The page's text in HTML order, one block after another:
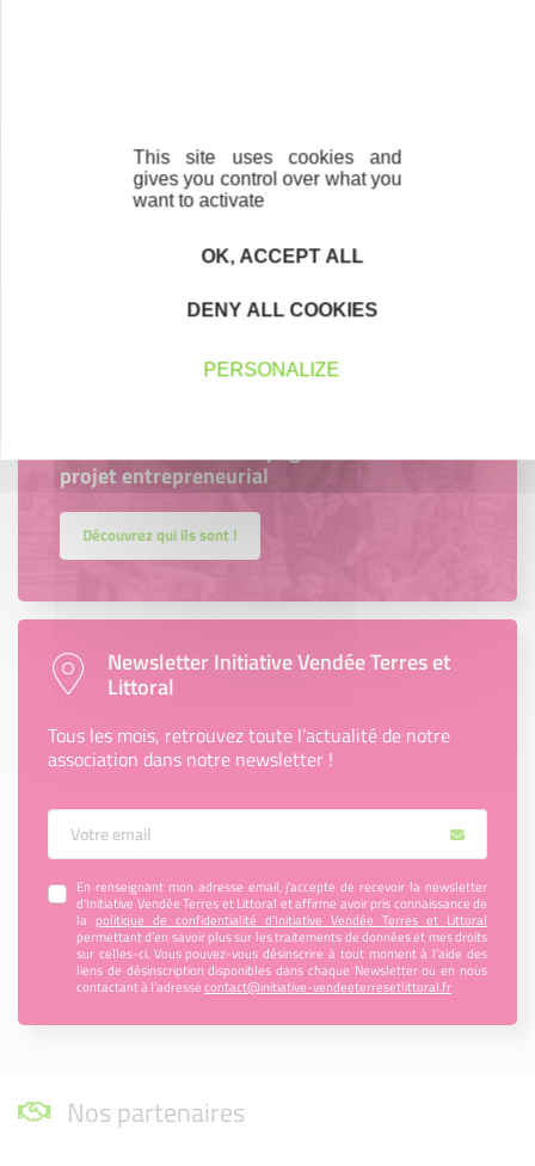
Trouvez à qui vous adresser
Créateurs, repreneurs, vos interlocuteurs en
projet entrepreneurial
Découvrez qui ils sont !
Newsletter Initiative Vendée Terres et
Littoral
Tous les mois, retrouvez toute l’actualité de notre
association dans notre newsletter !
Votre Email
En renseignant mon adresse email, j’accepte de recevoir la newsletter
d'Initiative Vendée Terres et Littoral et affirme avoir pris connaissance de
la politique de confidentialité d’Initiative Vendée Terres et Littoral
permettant d’en savoir plus sur les traitements de données et mes droits
sur celles-ci. Vous pouvez-vous désinscrire à tout moment à l’aide des
liens de désinscription disponibles dans chaque Newsletter ou en nous
contactant à l’adressecontact@initiative-vendeeterresetlittoral.fr
Nos partenaires
This site uses cookies and
gives you control over what you
want to activate
OK, ACCEPT ALL
DENY ALL COOKIES
PERSONALIZE